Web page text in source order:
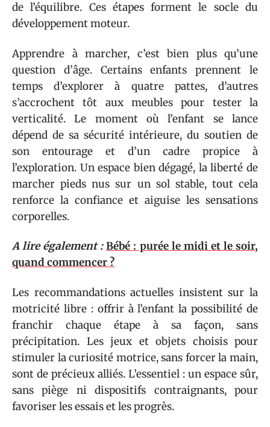
de l’équilibre. Ces étapes forment le socle du
développement moteur.
Apprendre à marcher, c’est bien plus qu’une
question d’âge. Certains enfants prennent le
temps d’explorer à quatre pattes, d’autres
s’accrochent tôt aux meubles pour tester la
verticalité. Le moment où l’enfant se lance
dépend de sa sécurité intérieure, du soutien de
son entourage et d’un cadre propice à
l’exploration. Un espace bien dégagé, la liberté de
marcher pieds nus sur un sol stable, tout cela
renforce la confiance et aiguise les sensations
corporelles.
A lire également : Bébé : purée le midi et le soir,
quand commencer ?
Les recommandations actuelles insistent sur la
motricité libre : offrir à l’enfant la possibilité de
franchir chaque étape à sa façon, sans
précipitation. Les jeux et objets choisis pour
stimuler la curiosité motrice, sans forcer la main,
sont de précieux alliés. L’essentiel : un espace sûr,
sans piège ni dispositifs contraignants, pour
favoriser les essais et les progrès.